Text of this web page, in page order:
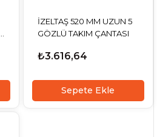
İZELTAŞ 520 MM UZUN 5
GÖZLÜ TAKIM ÇANTASI
₺3.616,64
Sepete Ekle